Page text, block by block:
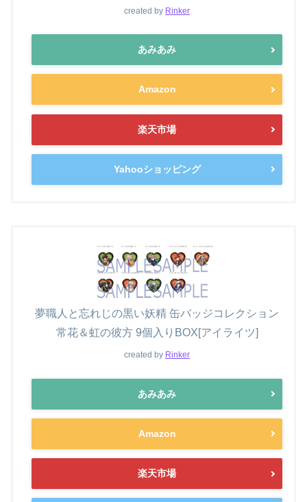
created by Rinker
あみあみ
Amazon
楽天市場
Yahooショッピング
夢職人と忘れじの黒い妖精 缶バッジコレクション
常花＆虹の彼方 9個入りBOX[アイライツ]
created by Rinker
あみあみ
Amazon
楽天市場